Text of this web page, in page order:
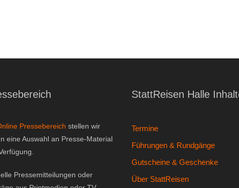
Pressebereich stellen wir
eine Auswahl an Presse-Material
Pressemitteilungen oder
StattReisen Halle
Termine
Führungen & Rundgänge
Gutscheine & Geschenke
Über StattReisen